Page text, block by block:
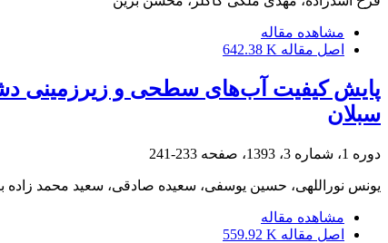
مشاهده مقاله
اصل مقاله 642.38 K
پایش کیفیت آب‌های سطحی و زیرزمینی
سبلان
دوره 1، شماره 3، 1393، صفحه 233-241
یونس نوراللهی، حسین یوسفی، سعیده صادقی، سعید محمد زاده
مشاهده مقاله
اصل مقاله 559.92 K